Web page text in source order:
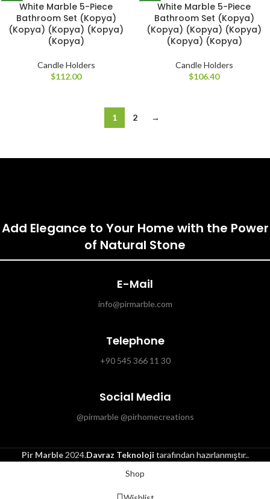
White Marble 5-Piece
Bathroom Set (Kopya)
(Kopya) (Kopya) (Kopya)
(Kopya)
Candle Holders
$112.00
White Marble 5-Piece
Bathroom Set (Kopya)
(Kopya) (Kopya) (Kopya)
(Kopya) (Kopya)
Candle Holders
$106.40
1 2 →
Add Elegance to Your Home with the Power
of Natural Stone
E-Mail
info@pirmarble.com
Telephone
+90 545 366 11 30
Social Media
@pirmarble @pirhomecreations
Pir Marble 2024.Davraz Teknoloji tarafından hazırlanmıştır..
Shop